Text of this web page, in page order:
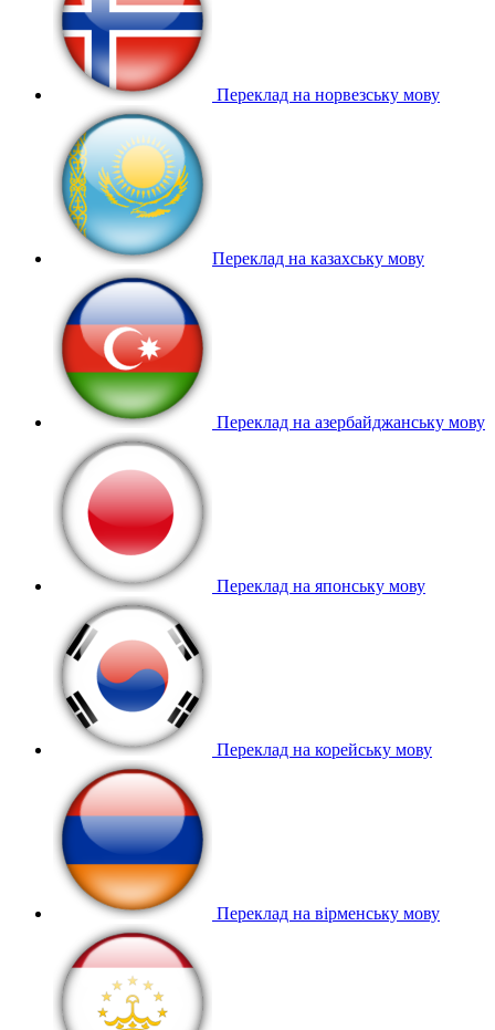
Переклад на норвезську мову
Переклад на казахську мову
Переклад на азербайджанську мову
Переклад на японську мову
Переклад на корейську мову
Переклад на вірменську мову